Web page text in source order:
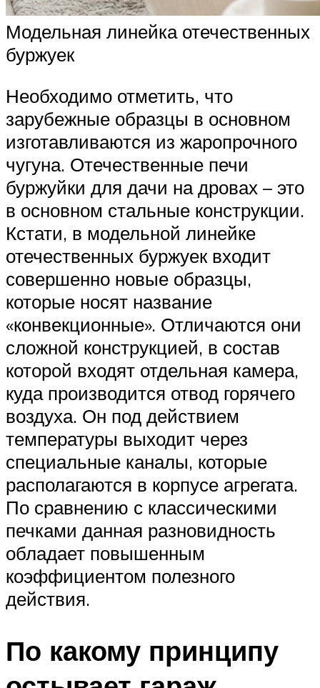
Модельная линейка отечественных
буржуек
Необходимо отметить, что
зарубежные образцы в основном
изготавливаются из жаропрочного
чугуна. Отечественные печи
буржуйки для дачи на дровах – это
в основном стальные конструкции.
Кстати, в модельной линейке
отечественных буржуек входит
совершенно новые образцы,
которые носят название
«конвекционные». Отличаются они
сложной конструкцией, в состав
которой входят отдельная камера,
куда производится отвод горячего
воздуха. Он под действием
температуры выходит через
специальные каналы, которые
располагаются в корпусе агрегата.
По сравнению с классическими
печками данная разновидность
обладает повышенным
коэффициентом полезного
действия.
По какому принципу